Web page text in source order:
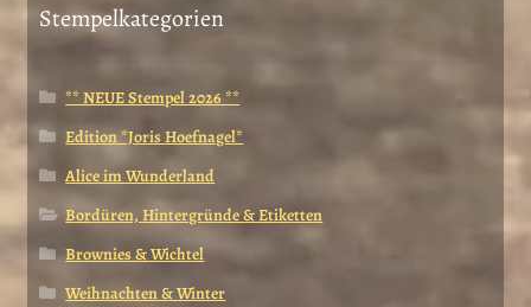
Stempelkategorien
** NEUE Stempel 2026 **
Edition *Joris Hoefnagel*
Alice im Wunderland
Bordüren, Hintergründe & Etiketten
Brownies & Wichtel
Weihnachten & Winter